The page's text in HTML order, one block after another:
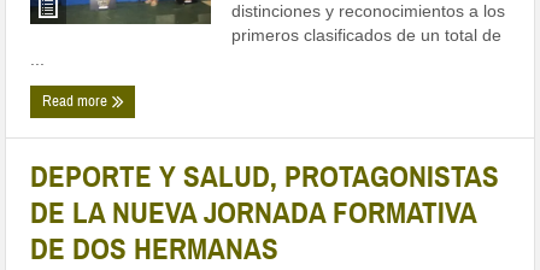
distinciones y reconocimientos a los
primeros clasificados de un total de
...
Read more
DEPORTE Y SALUD, PROTAGONISTAS
DE LA NUEVA JORNADA FORMATIVA
DE DOS HERMANAS